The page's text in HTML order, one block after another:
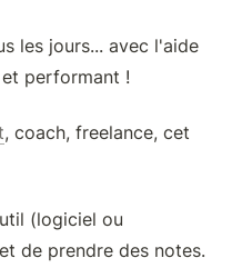
les jours... avec l'aide
performant !
, coach, freelance, cet
(logiciel ou
de prendre des notes.